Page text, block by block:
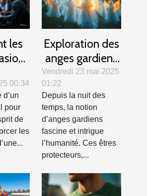
les
la
?
00:34
pour
de
les
Exploration des
anges gardiens
dans différentes
cultures et
traditions
Vendredi 23 mai 2025
01:22
Depuis la nuit des
temps, la notion
d’anges gardiens
fascine et intrigue
l’humanité. Ces êtres
protecteurs,...